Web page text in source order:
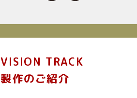
VISION TRACK
製作のご紹介